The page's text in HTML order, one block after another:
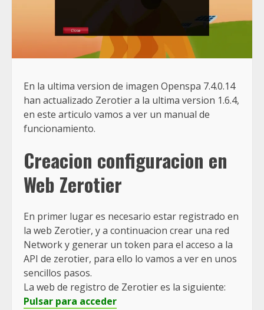
En la ultima version de imagen Openspa 7.4.0.14
han actualizado Zerotier a la ultima version 1.6.4,
en este articulo vamos a ver un manual de
funcionamiento.
Creacion configuracion en
Web Zerotier
En primer lugar es necesario estar registrado en
la web Zerotier, y a continuacion crear una red
Network y generar un token para el acceso a la
API de zerotier, para ello lo vamos a ver en unos
sencillos pasos.
La web de registro de Zerotier es la siguiente:
Pulsar para acceder